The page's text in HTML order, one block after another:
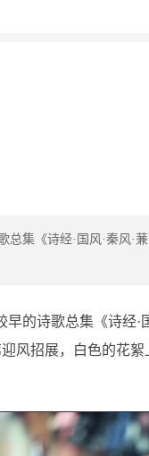
总集《诗经·国风·秦风·
的诗歌总集《诗经
风招展，白色的花